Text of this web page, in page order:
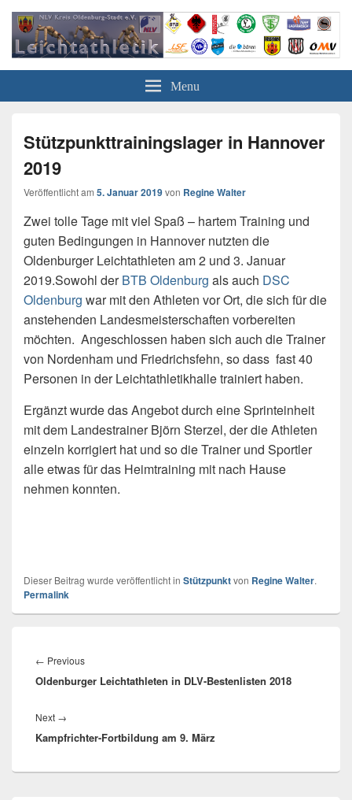
Leichtathletik in Oldenburg
NLV-Kreis Oldenburg-Stadt e.V.
Menu
Stützpunkttrainingslager in Hannover
2019
Veröffentlicht am 5. Januar 2019von Regine Walter
Zwei tolle Tage mit viel Spaß – hartem Training und
guten Bedingungen in Hannover nutzten die
Oldenburger Leichtathleten am 2 und 3. Januar
2019.Sowohl derBTB Oldenburg als auch DSC
Oldenburg war mit den Athleten vor Ort, die sich für die
anstehenden Landesmeisterschaften vorbereiten
möchten. Angeschlossen haben sich auch die Trainer
von Nordenham und Friedrichsfehn, so dass fast 40
Personen in der Leichtathletikhalle trainiert haben.
Ergänzt wurde das Angebot durch eine Sprinteinheit
mit dem Landestrainer Björn Sterzel, der die Athleten
einzeln korrigiert hat und so die Trainer und Sportler
alle etwas für das Heimtraining mit nach Hause
nehmen konnten.
Dieser Beitrag wurde veröffentlicht in Stützpunktvon Regine Walter.
Permalink
← Previous
post:
Oldenburger Leichtathleten in DLV-Bestenlisten 2018
Next →
post:
Kampfrichter-Fortbildung am 9. März